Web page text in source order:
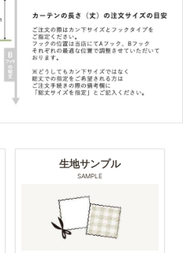
生地サンプル
SAMPLE